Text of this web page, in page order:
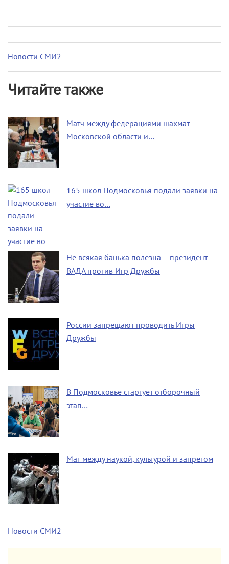
Новости СМИ2
Читайте также
Матч между федерациями шахмат
Московской области и…
165 школ Подмосковья подали заявки на
участие во…
Не всякая банька полезна – президент
ВАДА против Игр Дружбы
России запрещают проводить Игры
Дружбы
В Подмосковье стартует отборочный
этап…
Мат между наукой, культурой и запретом
Новости СМИ2